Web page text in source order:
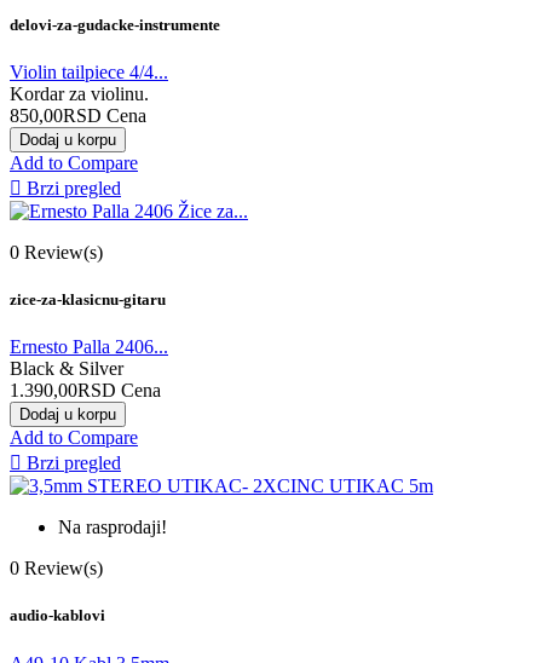
delovi-za-gudacke-instrumente
Violin tailpiece 4/4...
Kordar za violinu.
850,00RSD Cena
Dodaj u korpu
Add to Compare
 Brzi pregled
0 Review(s)
zice-za-klasicnu-gitaru
Ernesto Palla 2406...
Black & Silver
1.390,00RSD Cena
Dodaj u korpu
Add to Compare
 Brzi pregled
Na rasprodaji!
0 Review(s)
audio-kablovi